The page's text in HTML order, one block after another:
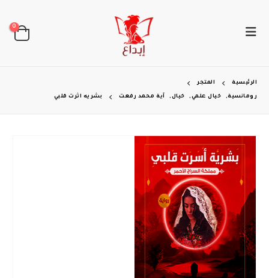
0
الرئيسية المتجر
رومانسية, خيال علمي , خيال , آية محمد رفعت بشريه اثرت قلبي